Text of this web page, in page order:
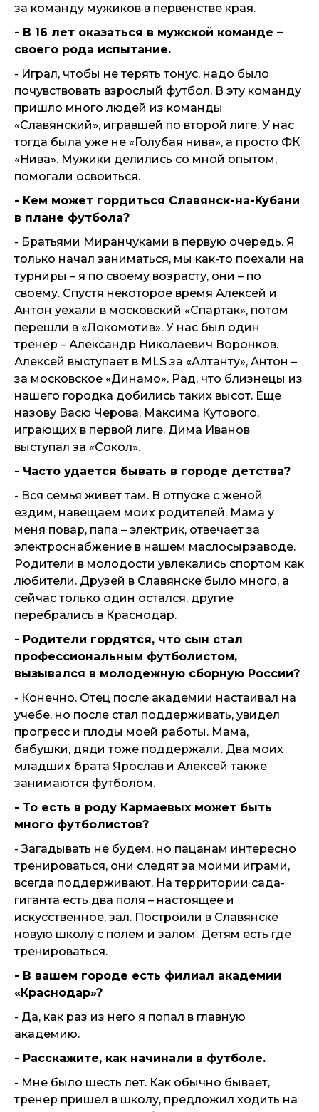
за команду мужиков в первенстве края.
- В 16 лет оказаться в мужской команде –
своего рода испытание.
- Играл, чтобы не терять тонус, надо было
почувствовать взрослый футбол. В эту команду
пришло много людей из команды
«Славянский», игравшей по второй лиге. У нас
тогда была уже не «Голубая нива», а просто ФК
«Нива». Мужики делились со мной опытом,
помогали освоиться.
- Кем может гордиться Славянск-на-Кубани
в плане футбола?
- Братьями Миранчуками в первую очередь. Я
только начал заниматься, мы как-то поехали на
турниры – я по своему возрасту, они – по
своему. Спустя некоторое время Алексей и
Антон уехали в московский «Спартак», потом
перешли в «Локомотив». У нас был один
тренер – Александр Николаевич Воронков.
Алексей выступает в MLS за «Алтанту», Антон –
за московское «Динамо». Рад, что близнецы из
нашего городка добились таких высот. Еще
назову Васю Черова, Максима Кутового,
играющих в первой лиге. Дима Иванов
выступал за «Сокол».
- Часто удается бывать в городе детства?
- Вся семья живет там. В отпуске с женой
ездим, навещаем моих родителей. Мама у
меня повар, папа – электрик, отвечает за
электроснабжение в нашем маслосырзаводе.
Родители в молодости увлекались спортом как
любители. Друзей в Славянске было много, а
сейчас только один остался, другие
перебрались в Краснодар.
- Родители гордятся, что сын стал
профессиональным футболистом,
вызывался в молодежную сборную России?
- Конечно. Отец после академии настаивал на
учебе, но после стал поддерживать, увидел
прогресс и плоды моей работы. Мама,
бабушки, дяди тоже поддержали. Два моих
младших брата Ярослав и Алексей также
занимаются футболом.
- То есть в роду Кармаевых может быть
много футболистов?
- Загадывать не будем, но пацанам интересно
тренироваться, они следят за моими играми,
всегда поддерживают. На территории сада-
гиганта есть два поля – настоящее и
искусственное, зал. Построили в Славянске
новую школу с полем и залом. Детям есть где
тренироваться.
- В вашем городе есть филиал академии
«Краснодар»?
- Да, как раз из него я попал в главную
академию.
- Расскажите, как начинали в футболе.
- Мне было шесть лет. Как обычно бывает,
тренер пришел в школу, предложил ходить на